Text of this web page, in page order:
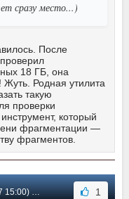
сразу место...)
После
18 ГБ, она
Родная утилита
такую
проверки
который
фрагментации —
фрагментов.
#51 1